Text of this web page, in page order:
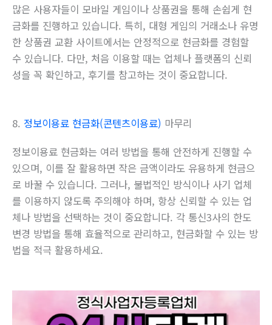
많은 사용자들이 모바일 게임이나 상품권을 통해 손쉽게 현
금화를 진행하고 있습니다. 특히, 대형 게임의 거래소나 유명
한 상품권 교환 사이트에서는 안정적으로 현금화를 경험할
수 있습니다. 다만, 처음 이용할 때는 업체나 플랫폼의 신뢰
성을 꼭 확인하고, 후기를 참고하는 것이 중요합니다.
8. 정보이용료 현금화(콘텐츠이용료) 마무리
정보이용료 현금화는 여러 방법을 통해 안전하게 진행할 수
있으며, 이를 잘 활용하면 작은 금액이라도 유용하게 현금으
로 바꿀 수 있습니다. 그러나, 불법적인 방식이나 사기 업체
를 이용하지 않도록 주의해야 하며, 항상 신뢰할 수 있는 업
체나 방법을 선택하는 것이 중요합니다. 각 통신3사의 한도
변경 방법을 통해 효율적으로 관리하고, 현금화할 수 있는 방
법을 적극 활용하세요.